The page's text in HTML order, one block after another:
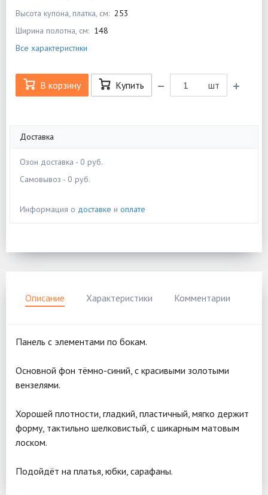
Высота купона, платка, см: 253
Ширина полотна, см: 148
Все характеристики
В корзину Купить шт
Доставка
Озон доставка - 0 руб.
Самовывоз - 0 руб.
Информация о доставке и оплате
Описание Характеристики Комментарии
Панель с элементами по бокам.
Основной фон тёмно-синий, с красивыми золотыми
вензелями.
Хорошей плотности, гладкий, пластичный, мягко держит
форму, тактильно шелковистый, с шикарным матовым
лоском.
Подойдёт на платья, юбки, сарафаны.